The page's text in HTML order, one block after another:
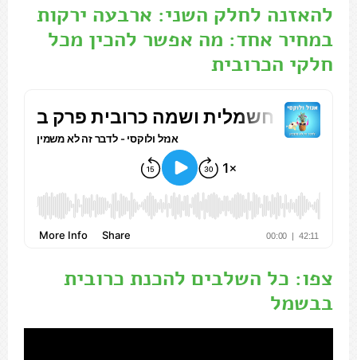
להאזנה לחלק השני: ארבעה ירקות
במחיר אחד: מה אפשר להכין מכל
חלקי הכרובית
צפו: כל השלבים להכנת כרובית
בבשמל